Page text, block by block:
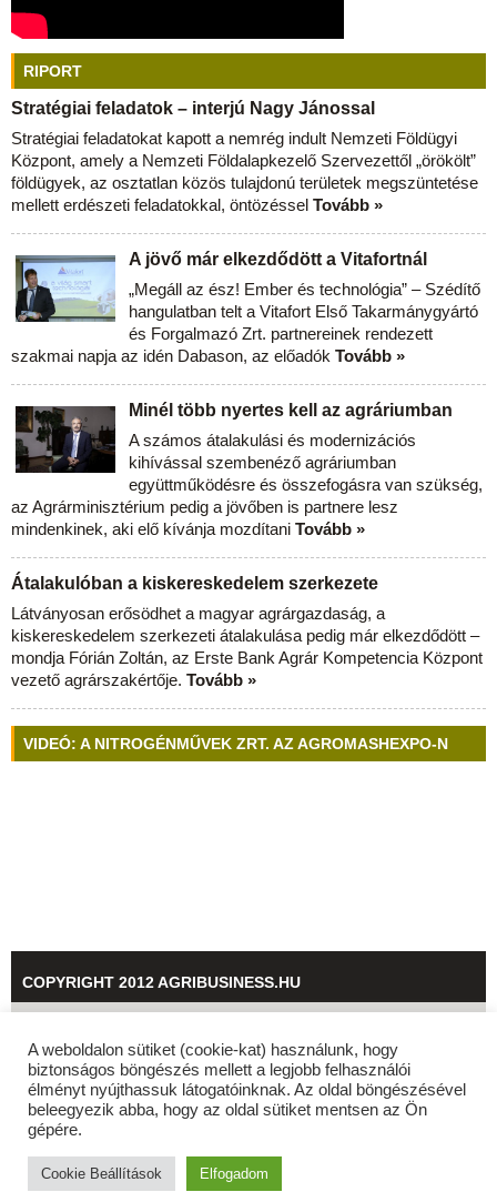
RIPORT
Stratégiai feladatok – interjú Nagy Jánossal
Stratégiai feladatokat kapott a nemrég indult Nemzeti Földügyi
Központ, amely a Nemzeti Földalapkezelő Szervezettől „örökölt”
földügyek, az osztatlan közös tulajdonú területek megszüntetése
mellett erdészeti feladatokkal, öntözéssel Tovább »
A jövő már elkezdődött a Vitafortnál
„Megáll az ész! Ember és technológia” – Szédítő
hangulatban telt a Vitafort Első Takarmánygyártó
és Forgalmazó Zrt. partnereinek rendezett
szakmai napja az idén Dabason, az előadók Tovább »
Minél több nyertes kell az agráriumban
A számos átalakulási és modernizációs
kihívással szembenéző agráriumban
együttműködésre és összefogásra van szükség,
az Agrárminisztérium pedig a jövőben is partnere lesz
mindenkinek, aki elő kívánja mozdítani Tovább »
Átalakulóban a kiskereskedelem szerkezete
Látványosan erősödhet a magyar agrárgazdaság, a
kiskereskedelem szerkezeti átalakulása pedig már elkezdődött –
mondja Fórián Zoltán, az Erste Bank Agrár Kompetencia Központ
vezető agrárszakértője. Tovább »
VIDEÓ: A NITROGÉNMŰVEK ZRT. AZ AGROMASHEXPO-N
COPYRIGHT 2012 AGRIBUSINESS.HU
A weboldalon sütiket (cookie-kat) használunk, hogy
biztonságos böngészés mellett a legjobb felhasználói
élményt nyújthassuk látogatóinknak. Az oldal böngészésével
beleegyezik abba, hogy az oldal sütiket mentsen az Ön
gépére.
Cookie Beállítások Elfogadom